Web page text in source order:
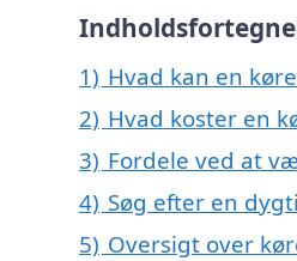
1) Hvad kan en
2) Hvad koster en
3) Fordele ved at
4) Søg efter en
5) Oversigt over